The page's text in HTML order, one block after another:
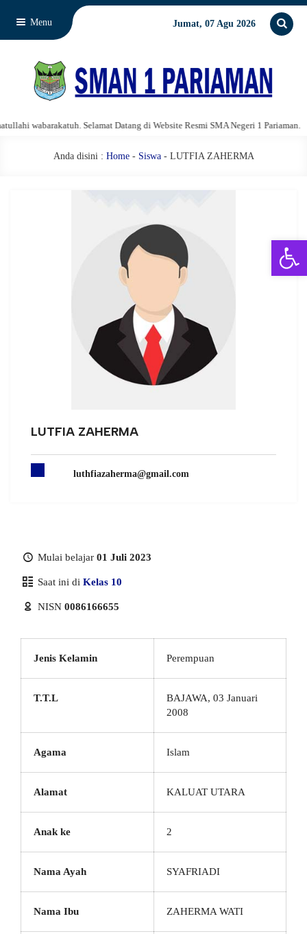
Menu Jumat, 07 Agu 2026
wabarakatuh. Selamat Datang di Website Resmi SMA Negeri 1 Pariaman.
Anda disini : Home- Siswa- LUTFIA ZAHERMA
LUTFIA ZAHERMA
luthfiazaherma@gmail.com
Mulai belajar 01 Juli 2023
Saat ini di Kelas 10
NISN 0086166655
Jenis Kelamin Perempuan
T.T.L
BAJAWA, 03 Januari
2008
Agama Islam
Alamat KALUAT UTARA
Anak ke 2
Nama Ayah SYAFRIADI
Nama Ibu ZAHERMA WATI